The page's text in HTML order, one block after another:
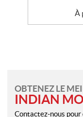
À
OBTENEZ LE
INDIAN
Contactez-nous